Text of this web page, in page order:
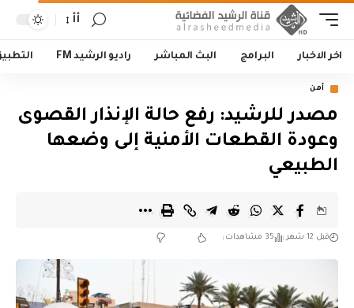
أأ
اخر الاخبار البرامج البث المباشر راديو الرشيد FM
أمن
مصدر للرشيد: رفع حالة الإنذار القصوى
وعودة القطعات الأمنية إلى وضعها
الطبيعي
قبل 12 شهر 35 مشاهدات